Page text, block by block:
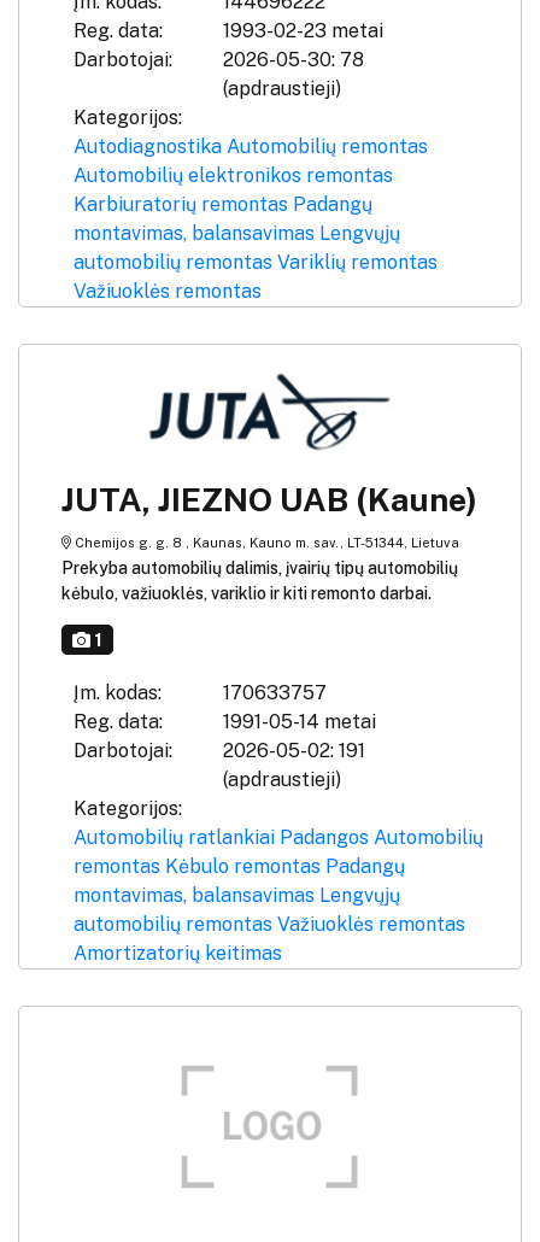
Reg. data:
1993-02-23 metai
Darbotojai:
2026-05-30: 78
(apdraustieji)
Kategorijos:
Autodiagnostika Automobilių remontas
Automobilių elektronikos remontas
Karbiuratorių remontas Padangų
montavimas, balansavimas Lengvųjų
automobilių remontas Variklių remontas
Važiuoklės remontas
JUTA, JIEZNO UAB (Kaune)
Chemijos g. g. 8 , Kaunas, Kauno m. sav., LT-51344, Lietuva
Prekyba automobilių dalimis, įvairių tipų automobilių
kėbulo, važiuoklės, variklio ir kiti remonto darbai.
1
Įm. kodas:
170633757
Reg. data:
1991-05-14 metai
Darbotojai:
2026-05-02: 191
(apdraustieji)
Kategorijos:
Automobilių ratlankiai Padangos Automobilių
remontas Kėbulo remontas Padangų
montavimas, balansavimas Lengvųjų
automobilių remontas Važiuoklės remontas
Amortizatorių keitimas